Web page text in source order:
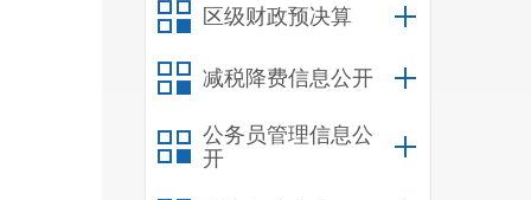
区级财政预决算
减税降费信息公开
公务员管理信息公
开